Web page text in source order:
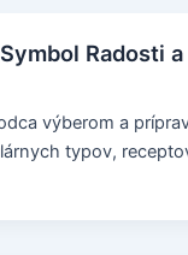
Radosti
výberom a
typov,